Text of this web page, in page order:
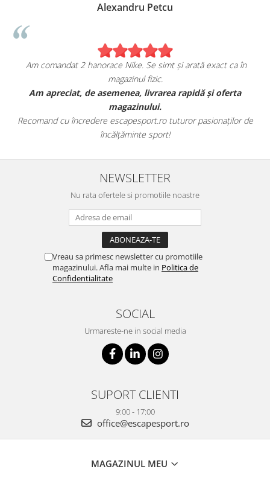
Alexandru Petcu
Am comandat 2 hanorace Nike. Se simt și arată exact ca în
magazinul fizic.
Am apreciat, de asemenea, livrarea rapidă și oferta
magazinului.
Recomand cu încredere escapesport.ro tuturor pasionaților de
încălțăminte sport!
NEWSLETTER
Nu rata ofertele si promotiile noastre
Vreau sa primesc newsletter cu promotiile
magazinului. Afla mai multe in Politica de
Confidentialitate
SOCIAL
Urmareste-ne in social media
SUPORT CLIENTI
9:00 - 17:00
office@escapesport.ro
MAGAZINUL MEU